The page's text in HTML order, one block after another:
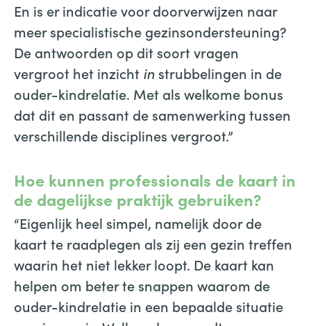
En is er indicatie voor doorverwijzen naar
meer specialistische gezinsondersteuning?
De antwoorden op dit soort vragen
vergroot het inzicht in strubbelingen in de
ouder-kindrelatie. Met als welkome bonus
dat dit en passant de samenwerking tussen
verschillende disciplines vergroot.”
Hoe kunnen professionals de kaart in
de dagelijkse praktijk gebruiken?
“Eigenlijk heel simpel, namelijk door de
kaart te raadplegen als zij een gezin treffen
waarin het niet lekker loopt. De kaart kan
helpen om beter te snappen waarom de
ouder-kindrelatie in een bepaalde situatie